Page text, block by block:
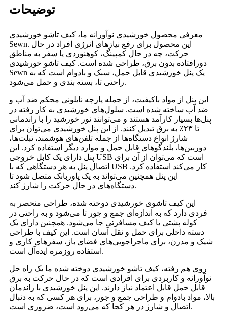
توضیحات
معرفی محصول خورشیدی نوآورانه ما، کیف تاشو خورشیدی
Sewn. این محصول برای رفع نیازهای انرژی افراد در حال
حرکت، چه در حال کمپینگ، کوهنوردی یا سفر به مناطق
دورافتاده بدون برق، طراحی شده است. کیف تاشو خورشیدی
Sewn یک پنل خورشیدی قابل حمل، سبک و بادوام است که به
راحتی تا، بسته بندی و حمل می‌شود.
این پنل از مواد باکیفیت، از جمله پارچه نایلونی محکم ضد آب و
ضد آب ساخته شده است. سلول‌های خورشیدی به کار رفته در
پنل‌ها بسیار کارآمد هستند و می‌توانند نور خورشید را با راندمانی
تا ۲۳٪ به برق تبدیل کنند. از این پنل خورشیدی می‌توان برای
شارژ انواع دستگاه‌ها از جمله تلفن‌های هوشمند، تبلت‌ها،
دوربین‌ها، بلندگوهای قابل حمل و موارد دیگر استفاده کرد. این
پنل دارای یک کابل خروجی USB است که می‌توان از آن برای
اتصال پنل به هر دستگاهی که با USB کار می‌کند استفاده کرد.
این پنل همچنین می‌تواند به یک پاوربانک متصل شود تا
دستگاه‌های در حال حرکت را شارژ کند.
این کیف تاشوی خورشیدی دوخته شده، طراحی منحصر به
فردی دارد که به اندازه‌ای جمع و جور تا می‌شود و به راحتی در
کوله پشتی یا کیف مسافرتی جا می‌شود. همچنین دارای یک
دسته داخلی برای حمل و نقل آسان است. این کیف با طراحی
شیک و مدرن، برای ماجراجویی‌های فضای باز، سفرهای کاری و
استفاده روزمره ایده‌آل است.
روی هم رفته، کیف تاشو خورشیدی دوخته شده ما یک راه حل
نوآورانه و کاربردی برای افرادی است که در حال حرکت به برق
قابل حمل قابل اعتماد نیاز دارند. این پنل خورشیدی با راندمان
بالا، مواد بادوام و طراحی جمع و جور، برای هر کسی که به دنبال
اتصال و شارژ در هر کجا که می‌رود است، ضروری است.